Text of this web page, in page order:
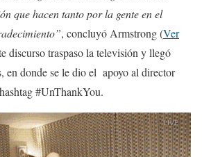
que hacen tanto por la gente en el
, concluyó Armstrong (Ver
discurso traspaso la televisión y llegó
en donde se le dio el apoyo al director
#UnThankYou.